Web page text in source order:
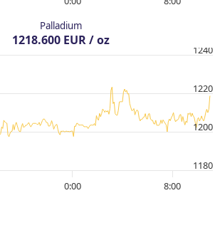
Palladium
1218.600 EUR / oz
0:00 8:00
1180
1200
1220
1240